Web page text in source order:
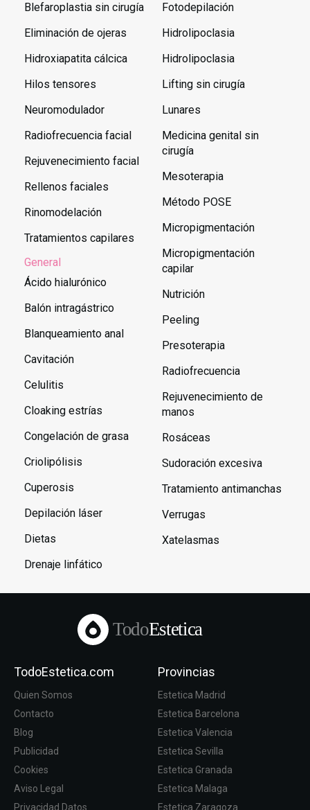
Blefaroplastia sin cirugía
Eliminación de ojeras
Hidroxiapatita cálcica
Hilos tensores
Neuromodulador
Radiofrecuencia facial
Rejuvenecimiento facial
Rellenos faciales
Rinomodelación
Tratamientos capilares
General
Ácido hialurónico
Balón intragástrico
Blanqueamiento anal
Cavitación
Celulitis
Cloaking estrías
Congelación de grasa
Criolipólisis
Cuperosis
Depilación láser
Dietas
Drenaje linfático
Fotodepilación
Hidrolipoclasia
Hidrolipoclasia
Lifting sin cirugía
Lunares
Medicina genital sin
cirugía
Mesoterapia
Método POSE
Micropigmentación
Micropigmentación
capilar
Nutrición
Peeling
Presoterapia
Radiofrecuencia
Rejuvenecimiento de
manos
Rosáceas
Sudoración excesiva
Tratamiento antimanchas
Verrugas
Xatelasmas
TodoEstetica
TodoEstetica.com
Quien Somos
Contacto
Blog
Publicidad
Cookies
Aviso Legal
Privacidad Datos
Provincias
Estetica Madrid
Estetica Barcelona
Estetica Valencia
Estetica Sevilla
Estetica Granada
Estetica Malaga
Estetica Zaragoza